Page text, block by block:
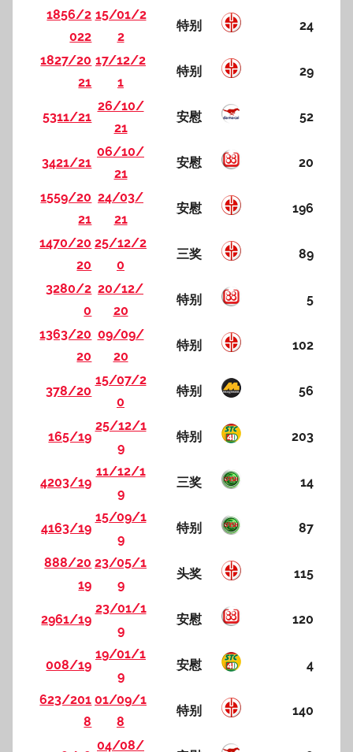
1856/2
022
15/01/2
2
特别 24
1827/20
21
17/12/2
1
特别 29
5311/21
26/10/
21
安慰 52
3421/21
06/10/
21
安慰 20
1559/20
21
24/03/
21
安慰 196
1470/20
20
25/12/2
0
三奖 89
3280/2
0
20/12/
20
特别 5
1363/20
20
09/09/
20
特别 102
378/20
15/07/2
0
特别 56
165/19
25/12/1
9
特别 203
4203/19
11/12/1
9
三奖 14
4163/19
15/09/1
9
特别 87
888/20
19
23/05/1
9
头奖 115
2961/19
23/01/1
9
安慰 120
008/19
19/01/1
9
安慰 4
623/201
8
01/09/1
8
特别 140
04/08/